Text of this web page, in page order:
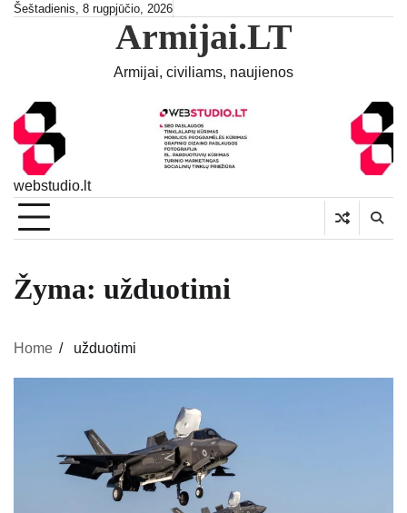
SkipŠeštadienis, 8 rugpjūčio, 2026
Armijai.LT
Armijai, civiliams, naujienos
webstudio.lt
Žyma: užduotimi
Home užduotimi